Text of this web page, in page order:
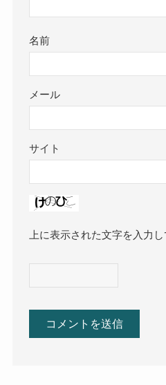
名前
メール
サイト
上に表示された文字を入力し